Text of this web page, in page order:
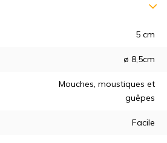
5 cm
ø 8,5cm
Mouches, moustiques et
guêpes
Facile